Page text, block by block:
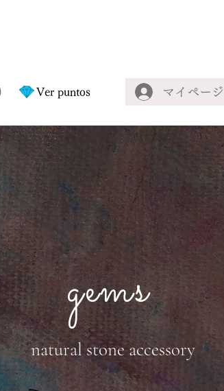
マイページ
Ver puntos
gems
natural stone accessory